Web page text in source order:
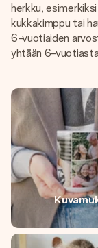
herkku,
kukkakimppu tai
6-vuotiaiden
yhtään 6-